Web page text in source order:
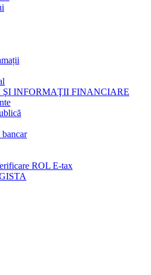
ŞI INFORMAŢII FINANCIARE
ROL E-tax